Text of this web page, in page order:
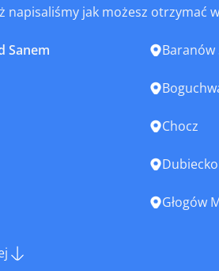
napisaliśmy jak możesz otrzymać
Sanem
Chocz
Dubiecko
Głogów